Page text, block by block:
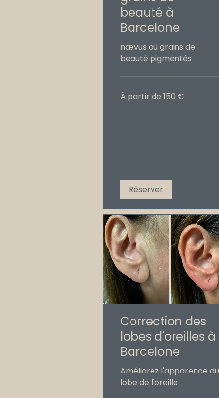
beauté à
Barcelone
nævus ou grains de
beauté pigmentés
À
partir
À partir de 150 €
Réserver
Correction des
lobes d'oreilles à
Barcelone
Améliorez l'apparence du
lobe de l'oreille